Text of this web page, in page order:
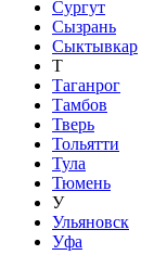
Сургут
Сызрань
Сыктывкар
Т
Таганрог
Тамбов
Тверь
Тольятти
Тула
Тюмень
У
Ульяновск
Уфа